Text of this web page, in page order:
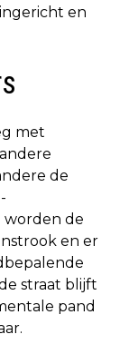
en
met
de
worden de
en er
straat blijft
pand